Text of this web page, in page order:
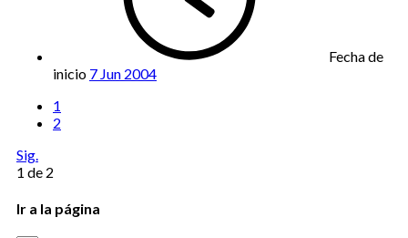
Fecha de
inicio 7 Jun 2004
1
2
Sig.
1 de 2
Ir a la página